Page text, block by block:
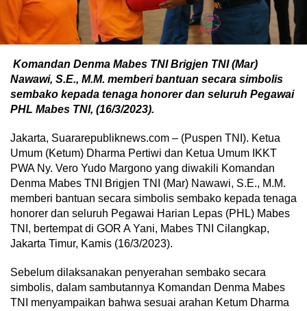
Komandan Denma Mabes TNI Brigjen TNI (Mar)
Nawawi, S.E., M.M. memberi bantuan secara simbolis
sembako kepada tenaga honorer dan seluruh Pegawai
PHL Mabes TNI, (16/3/2023).
Jakarta, Suararepubliknews.com – (Puspen TNI). Ketua
Umum (Ketum) Dharma Pertiwi dan Ketua Umum IKKT
PWA Ny. Vero Yudo Margono yang diwakili Komandan
Denma Mabes TNI Brigjen TNI (Mar) Nawawi, S.E., M.M.
memberi bantuan secara simbolis sembako kepada tenaga
honorer dan seluruh Pegawai Harian Lepas (PHL) Mabes
TNI, bertempat di GOR A Yani, Mabes TNI Cilangkap,
Jakarta Timur, Kamis (16/3/2023).
Sebelum dilaksanakan penyerahan sembako secara
simbolis, dalam sambutannya Komandan Denma Mabes
TNI menyampaikan bahwa sesuai arahan Ketum Dharma